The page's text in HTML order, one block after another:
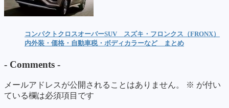
コンパクトクロスオーバーSUV スズキ・フロンクス（FRONX）
内外装・価格・自動車税・ボディカラーなど まとめ
- Comments -
メールアドレスが公開されることはありません。 ※ が付い
ている欄は必須項目です